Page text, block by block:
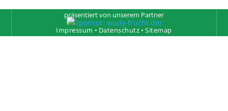
präsentiert von unserem Partner
Impressum • Datenschutz •Sitemap